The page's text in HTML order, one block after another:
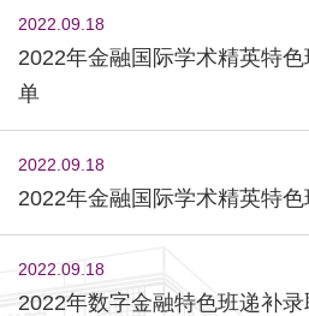
2022.09.18
2022年金融国际学术精英特
单
2022.09.18
2022年金融国际学术精英特
2022.09.18
2022年数字金融特色班递补